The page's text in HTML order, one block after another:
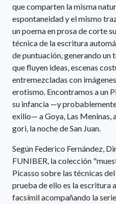
que comparten la misma
espontaneidad y el mismo
un poema en prosa de corte
técnica de la escritura
de puntuación, generando un
que fluyen ideas, escenas
entremezcladas con
erotismo. Encontramos a un
su infancia —y
exilio— a Goya, Las Meninas,
gori, la noche de San Juan.
Según Federico Fernández,
FUNIBER, la colección
Picasso sobre las técnicas
prueba de ello es la escritura
facsímil acompañando la